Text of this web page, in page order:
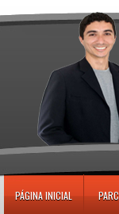
PÁGINA INICIAL